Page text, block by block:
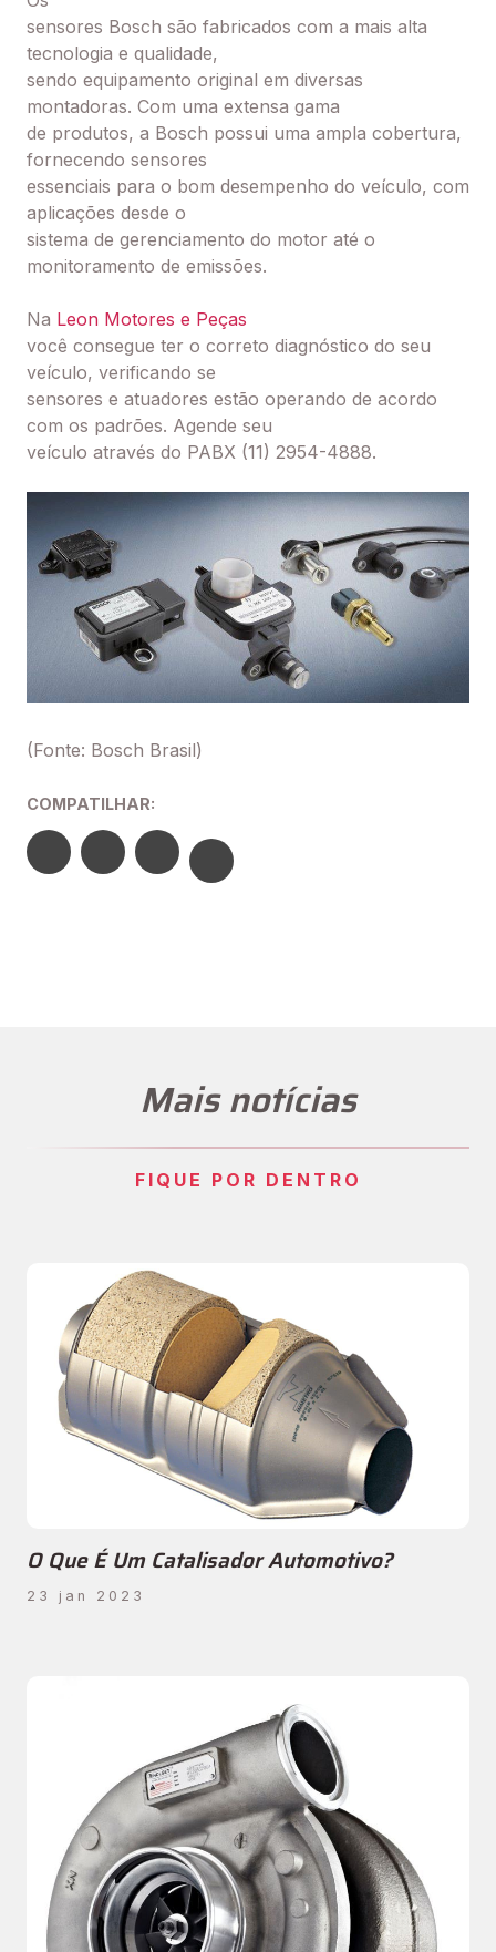
sensores Bosch são fabricados com a mais alta
tecnologia e qualidade,
sendo equipamento original em diversas
montadoras. Com uma extensa gama
de produtos, a Bosch possui uma ampla cobertura,
fornecendo sensores
essenciais para o bom desempenho do veículo, com
aplicações desde o
sistema de gerenciamento do motor até o
monitoramento de emissões.
Na Leon Motores e Peças
você consegue ter o correto diagnóstico do seu
veículo, verificando se
sensores e atuadores estão operando de acordo
com os padrões. Agende seu
veículo através do PABX (11) 2954-4888.
(Fonte: Bosch Brasil)
COMPATILHAR:
Mais notícias
FIQUE POR DENTRO
O Que É Um Catalisador Automotivo?
23 jan 2023